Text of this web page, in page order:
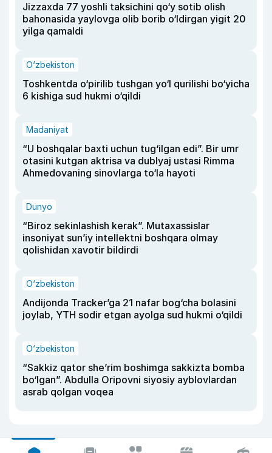
Jizzaxda 77 yoshli taksichini qo‘y sotib olish
bahonasida yaylovga olib borib o‘ldirgan yigit 20
yilga qamaldi
O‘zbekiston
Toshkentda o‘pirilib tushgan yo‘l qurilishi bo‘yicha
6 kishiga sud hukmi o‘qildi
Madaniyat
“U boshqalar baxti uchun tug‘ilgan edi”. Bir umr
otasini kutgan aktrisa va dublyaj ustasi Rimma
Ahmedovaning sinovlarga to‘la hayoti
Dunyo
“Biroz sekinlashish kerak”. Mutaxassislar
insoniyat sun’iy intellektni boshqara olmay
qolishidan xavotir bildirdi
O‘zbekiston
Andijonda Tracker’ga 21 nafar bog‘cha bolasini
joylab, YTH sodir etgan ayolga sud hukmi o‘qildi
O‘zbekiston
“Sakkiz qator she’rim boshimga sakkizta bomba
bo‘lgan”. Abdulla Oripovni siyosiy ayblovlardan
asrab qolgan voqea